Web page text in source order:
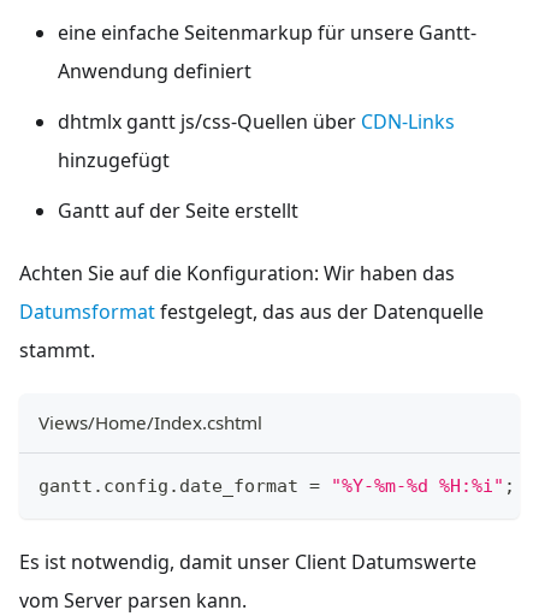
eine einfache Seitenmarkup für unsere Gantt-
Anwendung definiert
dhtmlx gantt js/css-Quellen über CDN-Links
hinzugefügt
Gantt auf der Seite erstellt
Achten Sie auf die Konfiguration: Wir haben das
Datumsformatfestgelegt, das aus der Datenquelle
stammt.
Views/Home/Index.cshtml
gantt . config . date_format = "%Y-%m-%d %H:%i" ;
Es ist notwendig, damit unser Client Datumswerte
vom Server parsen kann.